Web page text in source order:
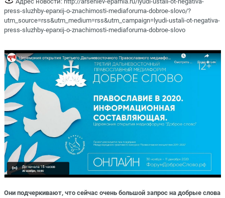
press-sluzhby-eparxij-o-znachimosti-mediaforuma-dobroe-slovo/?
utm_source=rss&utm_medium=rss&utm_campaign=lyudi-ustali-ot-negativa-
press-sluzhby-eparxij-o-znachimosti-mediaforuma-dobroe-slovo
Они подчеркивают, что сейчас очень большой запрос на добрые слова